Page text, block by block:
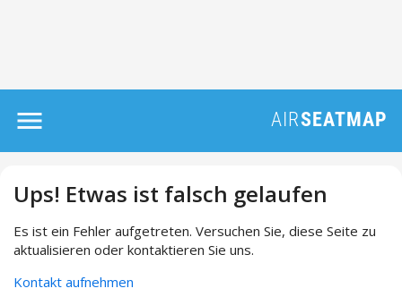
Ups! Etwas ist falsch gelaufen
Es ist ein Fehler aufgetreten. Versuchen Sie, diese Seite zu
aktualisieren oder kontaktieren Sie uns.
Kontakt aufnehmen